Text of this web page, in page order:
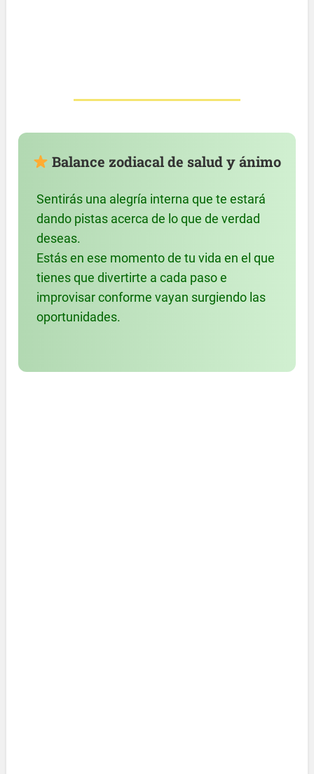
Balance zodiacal de salud y ánimo
Sentirás una alegría interna que te estará
dando pistas acerca de lo que de verdad
deseas.
Estás en ese momento de tu vida en el que
tienes que divertirte a cada paso e
improvisar conforme vayan surgiendo las
oportunidades.